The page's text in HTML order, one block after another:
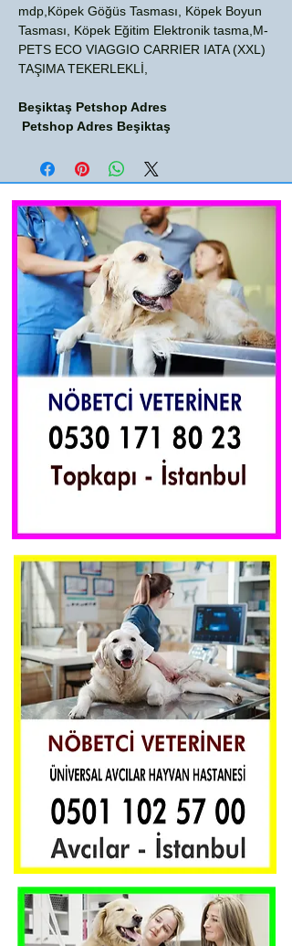
mdp,Köpek Göğüs Tasması, Köpek Boyun
Tasması, Köpek Eğitim Elektronik tasma,M-
PETS ECO VIAGGIO CARRIER IATA (XXL)
TAŞIMA TEKERLEKLİ,
Beşiktaş Petshop Adres
Petshop Adres Beşiktaş